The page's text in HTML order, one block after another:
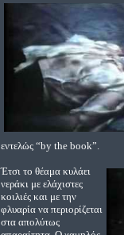
εντελώς “by the book”.
Έτσι το θέαμα κυλάει
νεράκι με ελάχιστες
κοιλιές και με την
φλυαρία να περιορίζεται
στα απολύτως